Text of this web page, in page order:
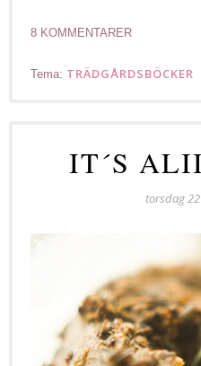
8 KOMMENTARER
Tema: TRÄDGÅRDSBÖCKER
IT´S
torsdag